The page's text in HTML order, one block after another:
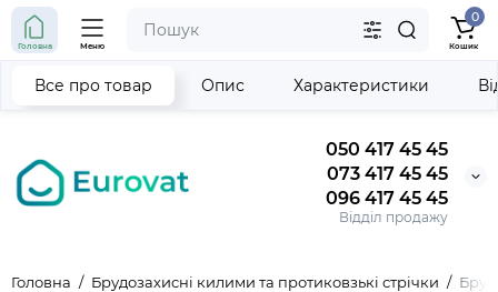
050 417 45 45
073 417 45 45
096 417 45 45
Відділ продажу
Головна Меню
0
Кошик
Головна Брудозахисні килими та протиковзькі стрічки
Все про товар Опис Характеристики